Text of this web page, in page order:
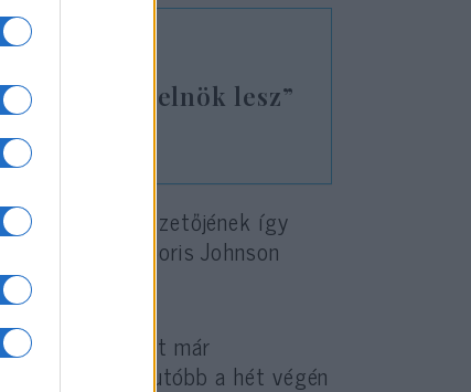
miniszterelnök lesz”
Munkáspárt vezetőjének így
Boris Johnson
akit már
A legutóbb a hét végén